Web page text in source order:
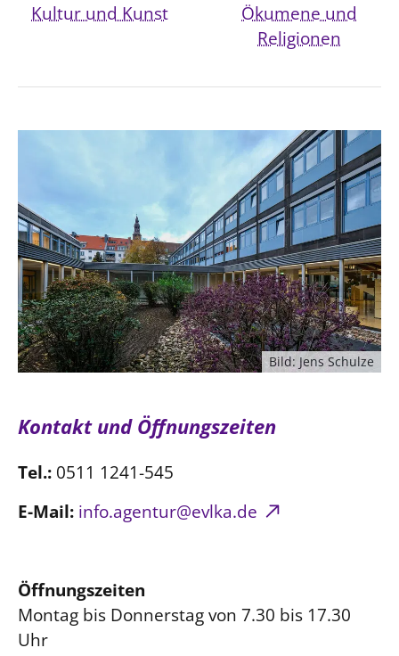
Kultur und Kunst
Ökumene und
Religionen
Bild: Jens Schulze
Kontakt und Öffnungszeiten
Tel.: 0511 1241-545
E-Mail: info.agentur@evlka.de
Öffnungszeiten
Montag bis Donnerstag von 7.30 bis 17.30
Uhr